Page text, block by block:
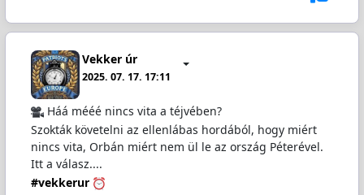
Vekker úr
2025. 07. 17. 17:11
Háá mééé nincs vita a téjvében?
Szokták követelni az ellenlábas hordából, hogy miért
nincs vita, Orbán miért nem ül le az ország Péterével.
Itt a válasz....
#vekkerur